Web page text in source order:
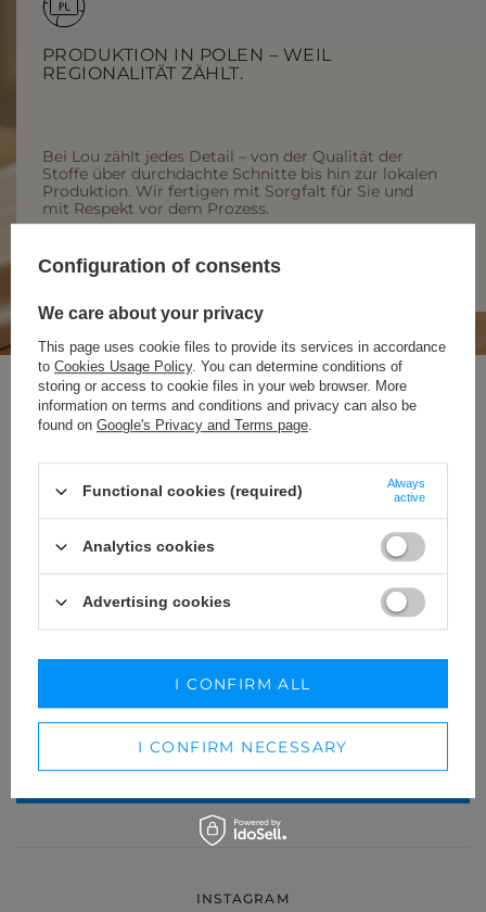
PRODUKTION IN POLEN – WEIL
REGIONALITÄT ZÄHLT.
Bei Lou zählt jedes Detail – von der Qualität der
Stoffe über durchdachte Schnitte bis hin zur lokalen
Produktion. Wir fertigen mit Sorgfalt für Sie und
mit Respekt vor dem Prozess.
NEWSLETTER
UBIERZ SIĘ W PEWNOŚĆ
SIEBIE
odbierz 50 punktóww programie lojalnościowym Lou.pl
Twój adres email
INSTAGRAM
Configuration of consents
We care about your privacy
This page uses cookie files to provide its services in accordance
to Cookies Usage Policy. You can determine conditions of
storing or access to cookie files in your web browser. More
information on terms and conditions and privacy can also be
found on Google's Privacy and Terms page.
Functional cookies (required)
Always
active
Analytics cookies
Advertising cookies
I CONFIRM NECESSARY
I CONFIRM ALL